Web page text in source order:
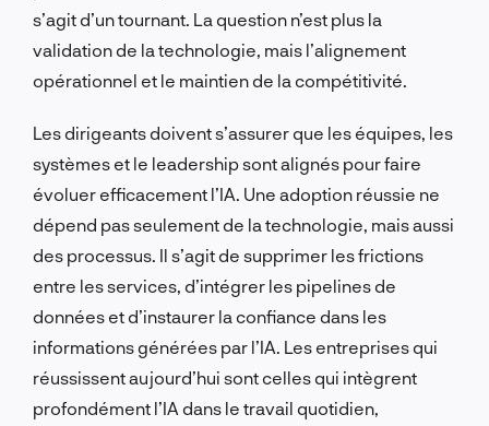
s’agit d’un tournant. La question n’est plus la
validation de la technologie, mais l’alignement
opérationnel et le maintien de la compétitivité.
Les dirigeants doivent s’assurer que les équipes, les
systèmes et le leadership sont alignés pour faire
évoluer efficacement l’IA. Une adoption réussie ne
dépend pas seulement de la technologie, mais aussi
des processus. Il s’agit de supprimer les frictions
entre les services, d’intégrer les pipelines de
données et d’instaurer la confiance dans les
informations générées par l’IA. Les entreprises qui
réussissent aujourd’hui sont celles qui intègrent
profondément l’IA dans le travail quotidien,